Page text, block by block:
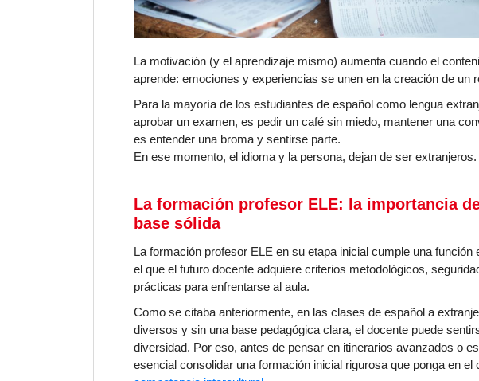
La motivación (y el aprendizaje mismo) aumenta cuando el
aprende: emociones y experiencias se unen en la creación de un
Para la mayoría de los estudiantes de español como lengua
aprobar un examen, es pedir un café sin miedo, mantener una
es entender una broma y sentirse parte.
En ese momento, el idioma y la persona, dejan de ser extranjeros.
La formación profesor ELE: la importancia
base sólida
La formación profesor ELE en su etapa inicial cumple una
el que el futuro docente adquiere criterios metodológicos,
prácticas para enfrentarse al aula.
Como se citaba anteriormente, en las clases de español a
diversos y sin una base pedagógica clara, el docente puede
diversidad. Por eso, antes de pensar en itinerarios avanzados o
esencial consolidar una formación inicial rigurosa que ponga en el